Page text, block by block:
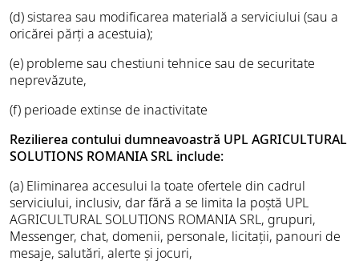
(d) sistarea sau modificarea materială a serviciului (sau a
oricărei părți a acestuia);
(e) probleme sau chestiuni tehnice sau de securitate
neprevăzute,
(f) perioade extinse de inactivitate
Rezilierea contului dumneavoastră UPL AGRICULTURAL
SOLUTIONS ROMANIA SRL include:
(a) Eliminarea accesului la toate ofertele din cadrul
serviciului, inclusiv, dar fără a se limita la poștă UPL
AGRICULTURAL SOLUTIONS ROMANIA SRL, grupuri,
Messenger, chat, domenii, personale, licitații, panouri de
mesaje, salutări, alerte și jocuri,